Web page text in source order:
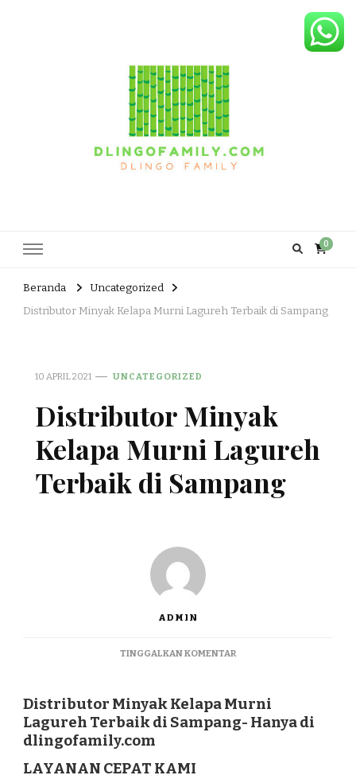
0
Beranda
Uncategorized
Distributor Minyak Kelapa Murni Lagureh Terbaik di Sampang
10 APRIL 2021 UNCATEGORIZED
Distributor Minyak
Kelapa Murni Lagureh
Terbaik di Sampang
ADMIN
TINGGALKAN KOMENTARPADA
KELAPA
MURNI
LAGUREH
Distributor Minyak Kelapa Murni
Lagureh Terbaik di Sampang- Hanya di
dlingofamily.com
LAYANAN CEPAT KAMI